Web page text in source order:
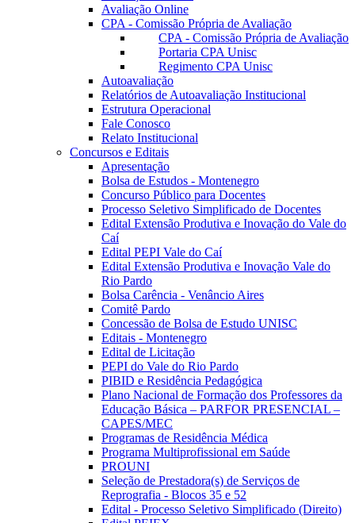
Avaliação Online
CPA - Comissão Própria de Avaliação
CPA - Comissão Própria de Avaliação
Portaria CPA Unisc
Regimento CPA Unisc
Autoavaliação
Relatórios de Autoavaliação Institucional
Estrutura Operacional
Fale Conosco
Relato Institucional
Concursos e Editais
Apresentação
Bolsa de Estudos - Montenegro
Concurso Público para Docentes
Processo Seletivo Simplificado de Docentes
Edital Extensão Produtiva e Inovação do Vale do
Caí
Edital PEPI Vale do Caí
Edital Extensão Produtiva e Inovação Vale do
Rio Pardo
Bolsa Carência - Venâncio Aires
Comitê Pardo
Concessão de Bolsa de Estudo UNISC
Editais - Montenegro
Edital de Licitação
PEPI do Vale do Rio Pardo
PIBID e Residência Pedagógica
Plano Nacional de Formação dos Professores da
Educação Básica – PARFOR PRESENCIAL –
CAPES/MEC
Programas de Residência Médica
Programa Multiprofissional em Saúde
PROUNI
Seleção de Prestadora(s) de Serviços de
Reprografia - Blocos 35 e 52
Edital - Processo Seletivo Simplificado (Direito)